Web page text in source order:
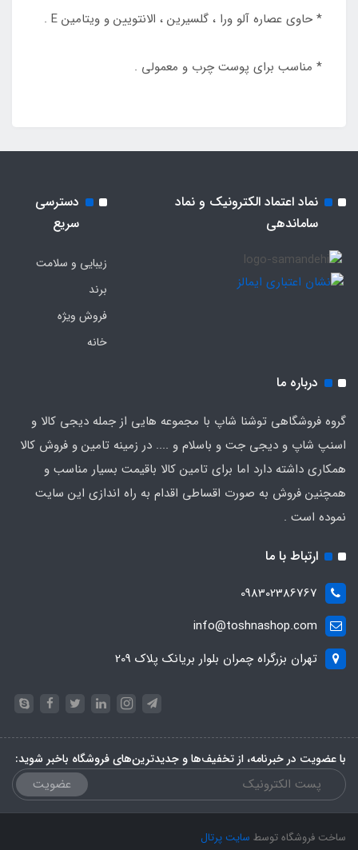
* حاوی عصاره آلو ورا ، گلسیرین ، الانتویین و ویتامین E .
* مناسب برای پوست چرب و معمولی .
نماد اعتماد الکترونیک و نماد
ساماندهی
دسترسی
سریع
زیبایی و سلامت
برند
فروش ویژه
خانه
درباره ما
گروه فروشگاهی توشنا شاپ با مجموعه هایی از جمله دیجی کالا و
اسنپ شاپ و دیجی جت و باسلام و .... در زمینه تامین و فروش کالا
همکاری داشته دارد اما برای تامین کالا باقیمت بسیار مناسب و
همچنین فروش به صورت اقساطی اقدام به راه اندازی این سایت
نموده است .
ارتباط با ما
098302386767
info@toshnashop.com
تهران بزرگراه چمران بلوار بریانک پلاک 209
با عضویت در خبرنامه، از تخفیف‌ها و جدیدترین‌های فروشگاه باخبر شوید:
عضویت
ساخت فروشگاه توسط سایت پرتال